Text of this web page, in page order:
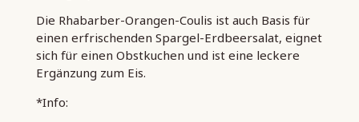
Die Rhabarber-Orangen-Coulis ist auch Basis für
einen erfrischenden Spargel-Erdbeersalat, eignet
sich für einen Obstkuchen und ist eine leckere
Ergänzung zum Eis.
*Info: